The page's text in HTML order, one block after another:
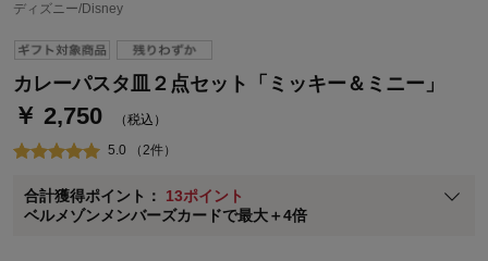
ディズニー/Disney
カレーパスタ皿２点セット「ミッキー＆ミニー」
￥ 2,750 （税込）
5.0 （2件）
合計獲得ポイント： 13ポイント
ベルメゾンメンバーズカードで最大＋4倍
ベルメゾン・ポイントについて
通常商品送料無料 返品引取無料（JCBのみ）
即時入会なら更に500円OFFクーポンプレゼント
※メンバーズカードの加算ポイントはステージ倍率適用前の基本ポイント
に対して適用されます。